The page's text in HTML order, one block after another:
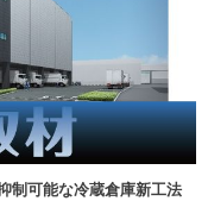
制可能な冷蔵倉庫新工法